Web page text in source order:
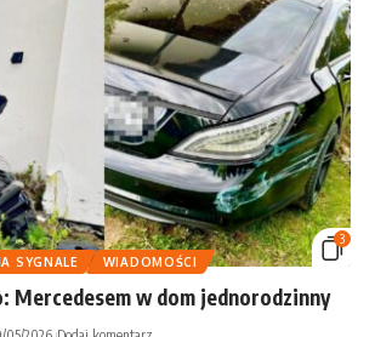
3
SYGNALE WIADOMOŚCI
Mercedesem w dom jednorodzinny